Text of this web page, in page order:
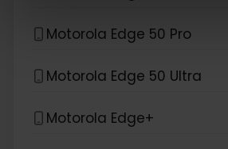
Motorola Edge 50 Pro
Motorola Edge 50 Ultra
Motorola Edge+